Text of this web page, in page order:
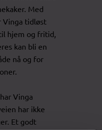
Med
Vinga tidløst
hjem og fritid,
kan bli en
nå og for
Vinga
har ikke
Et godt